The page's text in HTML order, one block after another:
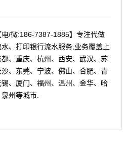
/微:186-7387-1885】专注代做
、打印银行流水服务,业务覆盖上
、重庆、杭州、西安、武汉、苏
、东莞、宁波、佛山、合肥、青
、厦门、福州、温州、金华、哈
州等城市.